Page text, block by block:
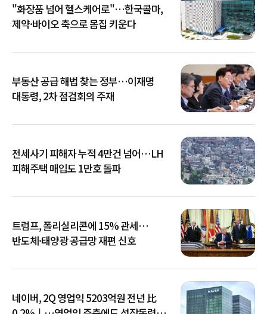
"화장품 넘어 헬스케어로"…한국콜마,
제약·바이오 축으로 몸집 키운다
부동산 공급 해법 찾는 정부…이재명
대통령, 2차 점검회의 주재
전세사기 피해자 누적 4만건 넘어…LH
피해주택 매입도 1만호 돌파
트럼프, 폴리실리콘에 15% 관세…
반도체·태양광 공급망 재편 신호
네이버, 2Q 영업익 5203억원 전년 比